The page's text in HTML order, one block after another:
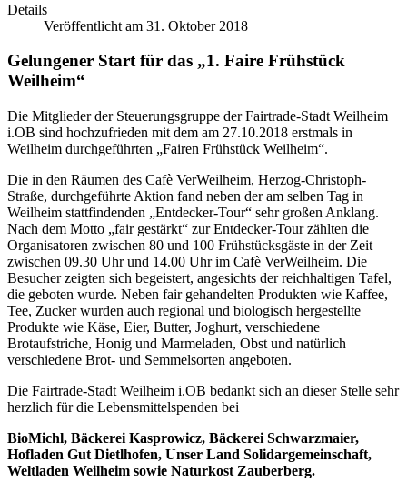
Details
Veröffentlicht am 31. Oktober 2018
Gelungener Start für das „1. Faire Frühstück
Weilheim“
Die Mitglieder der Steuerungsgruppe der Fairtrade-Stadt Weilheim
i.OB sind hochzufrieden mit dem am 27.10.2018 erstmals in
Weilheim durchgeführten „Fairen Frühstück Weilheim“.
Die in den Räumen des Cafè VerWeilheim, Herzog-Christoph-
Straße, durchgeführte Aktion fand neben der am selben Tag in
Weilheim stattfindenden „Entdecker-Tour“ sehr großen Anklang.
Nach dem Motto „fair gestärkt“ zur Entdecker-Tour zählten die
Organisatoren zwischen 80 und 100 Frühstücksgäste in der Zeit
zwischen 09.30 Uhr und 14.00 Uhr im Cafè VerWeilheim. Die
Besucher zeigten sich begeistert, angesichts der reichhaltigen Tafel,
die geboten wurde. Neben fair gehandelten Produkten wie Kaffee,
Tee, Zucker wurden auch regional und biologisch hergestellte
Produkte wie Käse, Eier, Butter, Joghurt, verschiedene
Brotaufstriche, Honig und Marmeladen, Obst und natürlich
verschiedene Brot- und Semmelsorten angeboten.
Die Fairtrade-Stadt Weilheim i.OB bedankt sich an dieser Stelle sehr
herzlich für die Lebensmittelspenden bei
BioMichl, Bäckerei Kasprowicz, Bäckerei Schwarzmaier,
Hofladen Gut Dietlhofen, Unser Land Solidargemeinschaft,
Weltladen Weilheim sowie Naturkost Zauberberg.